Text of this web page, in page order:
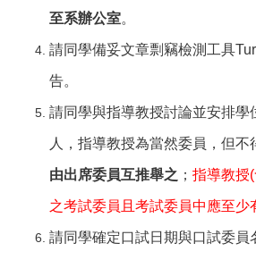
至系辦公室。
請同學備妥文章剽竊檢測工具
告。
請同學與指導教授討論並安排學
人，指導教授為當然委員，但不
由出席委員互推舉之 ； 指導教授
之考試委員且考試委員中應至少
請同學確定口試日期與口試委員